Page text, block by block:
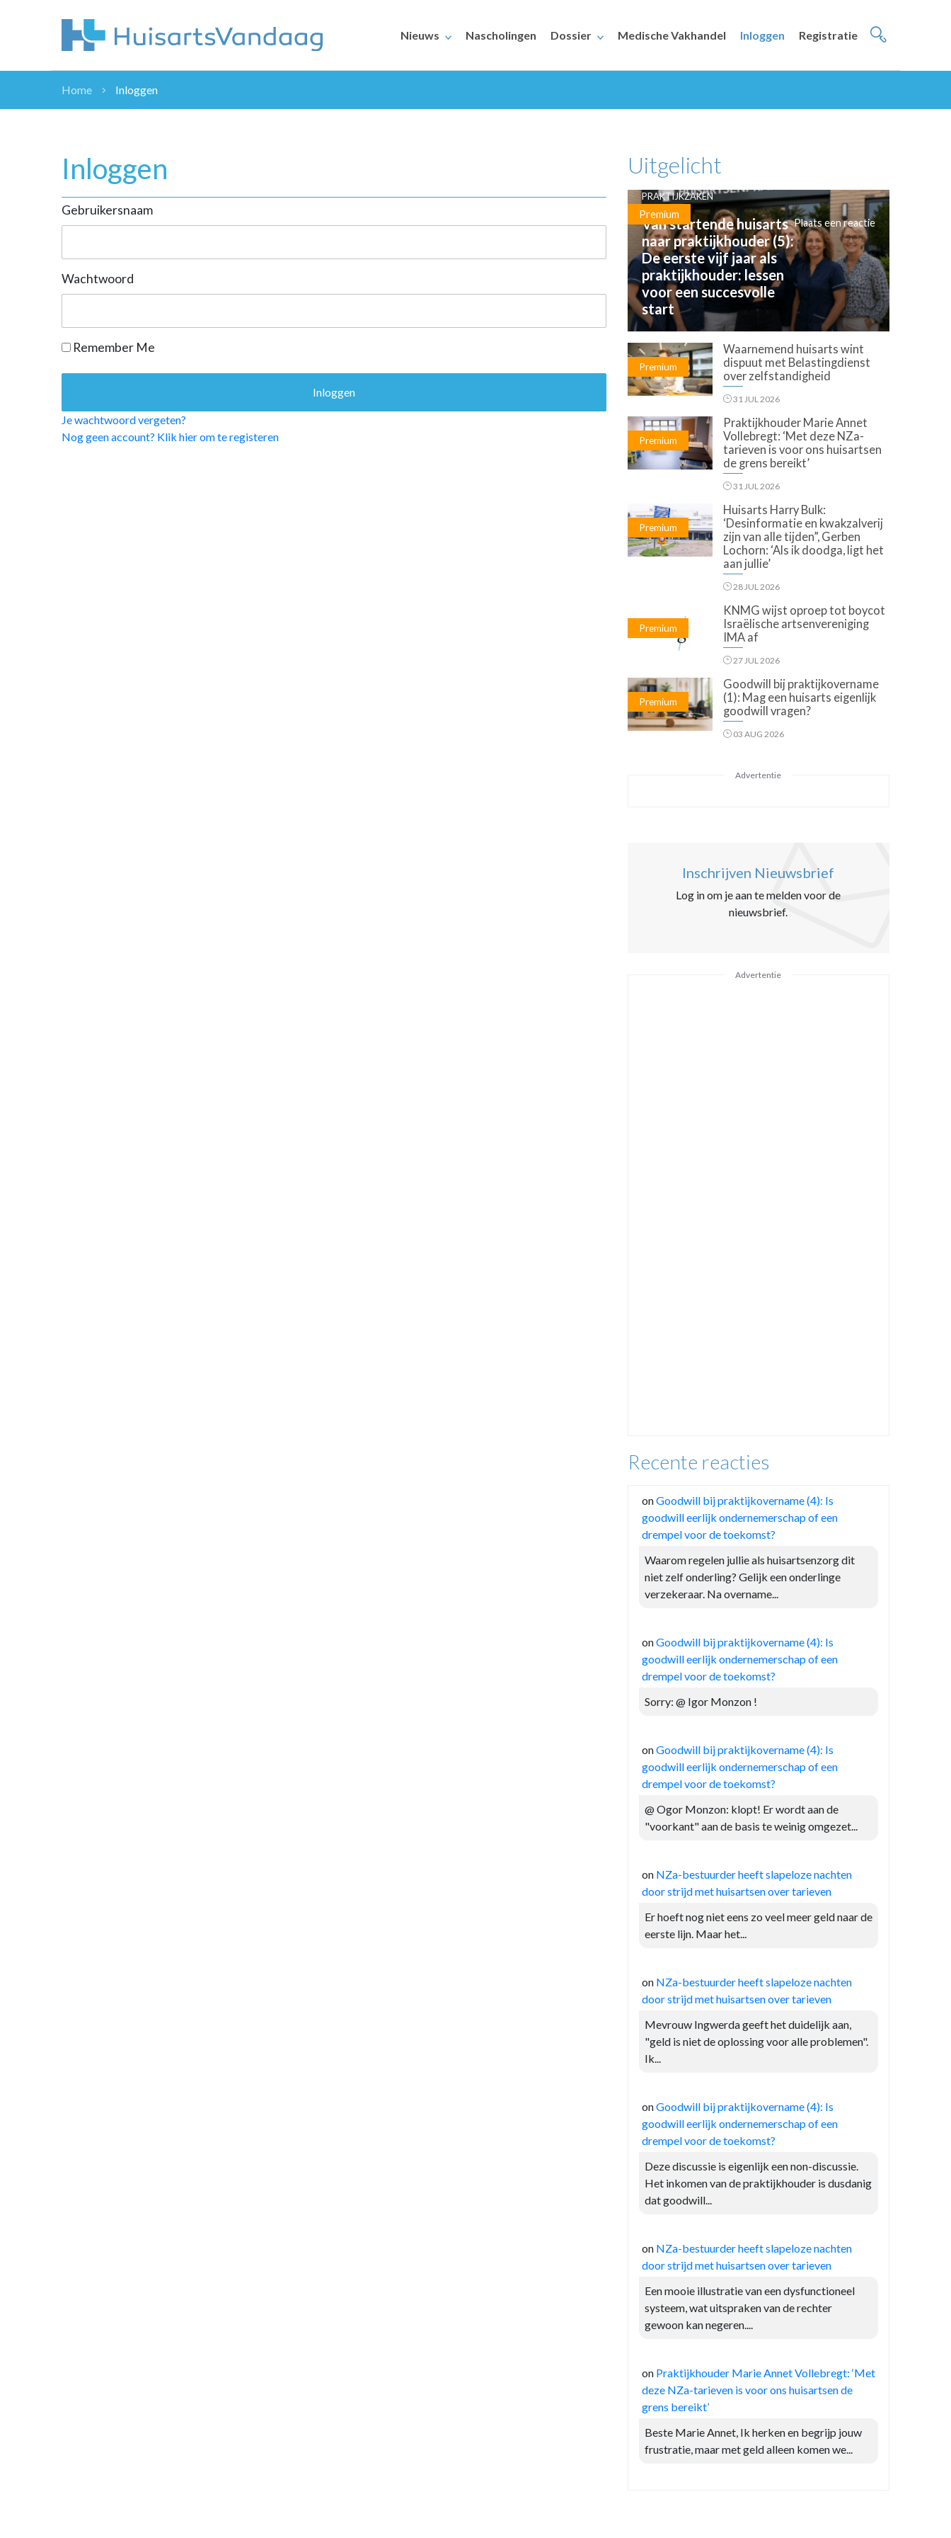
Nieuws Nascholingen Dossier Medische Vakhandel Inloggen Registratie
ZORGVERZEKERAARS
DOSSIER
NHG
PRAKTIJKZAKEN
VPHUISARTSEN
MEDISCHE VAKHANDEL
Home Inloggen
Inloggen
Gebruikersnaam
Wachtwoord
Remember Me
Je wachtwoord vergeten?
Nog geen account? Klik hier om te registeren
Uitgelicht
Premium
PRAKTIJKZAKEN
Van startende huisarts
naar praktijkhouder (5):
De eerste vijf jaar als
praktijkhouder: lessen
voor een succesvolle
start
Plaats een reactie
Premium
Waarnemend huisarts wint
dispuut met Belastingdienst
over zelfstandigheid
31 JUL 2026
Premium
Praktijkhouder Marie Annet
Vollebregt: ‘Met deze NZa-
tarieven is voor ons huisartsen
de grens bereikt’
31 JUL 2026
Premium
Huisarts Harry Bulk:
‘Desinformatie en kwakzalverij
zijn van alle tijden”, Gerben
Lochorn: ‘Als ik doodga, ligt het
aan jullie’
28 JUL 2026
Premium
KNMG wijst oproep tot boycot
Israëlische artsenvereniging
IMA af
27 JUL 2026
Premium
Goodwill bij praktijkovername
(1): Mag een huisarts eigenlijk
goodwill vragen?
03 AUG 2026
Advertentie
Inschrijven Nieuwsbrief
Log in om je aan te melden voor de
nieuwsbrief.
Advertentie
Recente reacties
onGoodwill bij praktijkovername (4): Is
goodwill eerlijk ondernemerschap of een
drempel voor de toekomst?
Waarom regelen jullie als huisartsenzorg dit
niet zelf onderling? Gelijk een onderlinge
verzekeraar. Na overname...
onGoodwill bij praktijkovername (4): Is
goodwill eerlijk ondernemerschap of een
drempel voor de toekomst?
Sorry: @ Igor Monzon !
onGoodwill bij praktijkovername (4): Is
goodwill eerlijk ondernemerschap of een
drempel voor de toekomst?
@ Ogor Monzon: klopt! Er wordt aan de
"voorkant" aan de basis te weinig omgezet...
on NZa-bestuurder heeft slapeloze nachten
door strijd met huisartsen over tarieven
Er hoeft nog niet eens zo veel meer geld naar de
eerste lijn. Maar het...
on NZa-bestuurder heeft slapeloze nachten
door strijd met huisartsen over tarieven
Mevrouw Ingwerda geeft het duidelijk aan,
"geld is niet de oplossing voor alle problemen".
Ik...
onGoodwill bij praktijkovername (4): Is
goodwill eerlijk ondernemerschap of een
drempel voor de toekomst?
Deze discussie is eigenlijk een non-discussie.
Het inkomen van de praktijkhouder is dusdanig
dat goodwill...
on NZa-bestuurder heeft slapeloze nachten
door strijd met huisartsen over tarieven
Een mooie illustratie van een dysfunctioneel
systeem, wat uitspraken van de rechter
gewoon kan negeren....
on Praktijkhouder Marie Annet Vollebregt: ‘Met
deze NZa-tarieven is voor ons huisartsen de
grens bereikt’
Beste Marie Annet, Ik herken en begrijp jouw
frustratie, maar met geld alleen komen we...